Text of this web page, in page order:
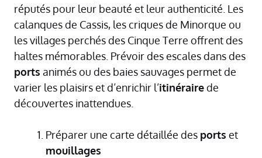
réputés pour leur beauté et leur authenticité. Les
calanques de Cassis, les criques de Minorque ou
les villages perchés des Cinque Terre offrent des
haltes mémorables. Prévoir des escales dans des
ports animés ou des baies sauvages permet de
varier les plaisirs et d’enrichir l’itinérairede
découvertes inattendues.
Préparer une carte détaillée des ports et
mouillages